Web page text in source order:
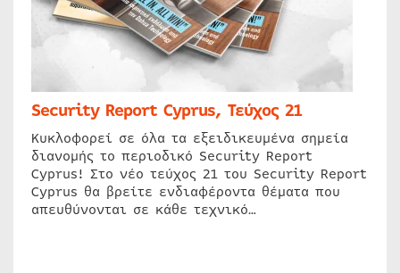
Security Report Cyprus, Τεύχος 21
Κυκλοφορεί σε όλα τα εξειδικευμένα σημεία
διανομής το περιοδικό Security Report
Cyprus! Στο νέο τεύχος 21 του Security Report
Cyprus θα βρείτε ενδιαφέροντα θέματα που
απευθύνονται σε κάθε τεχνικό…